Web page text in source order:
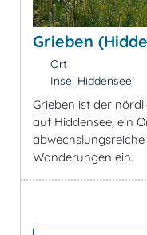
Grieben
Ort
Insel Hiddensee
Grieben ist der
auf Hiddensee, ein
Wanderungen ein.